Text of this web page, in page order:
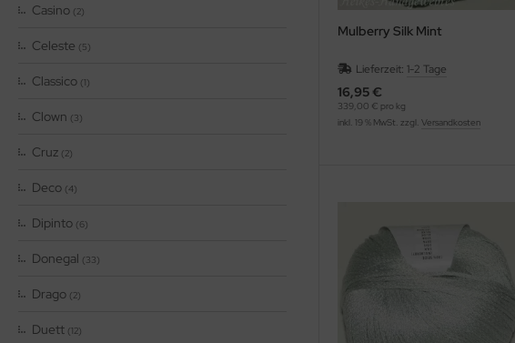
Casino (2)
Celeste (5)
Classico (1)
Clown (3)
Cruz (2)
Deco (4)
Dipinto (6)
Donegal (33)
Drago (2)
Duett (12)
Mulberry Silk Mint
Lieferzeit: 1-2 Tage
16,95 €
339,00 € pro kg
inkl. 19 % MwSt. zzgl. Versandkosten